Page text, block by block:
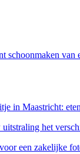
schoonmaken van
in Maastricht:
het
een zakelijke